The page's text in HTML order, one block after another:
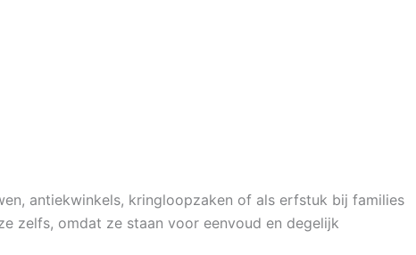
antiekwinkels, kringloopzaken of als erfstuk bij families
zelfs, omdat ze staan voor eenvoud en degelijk